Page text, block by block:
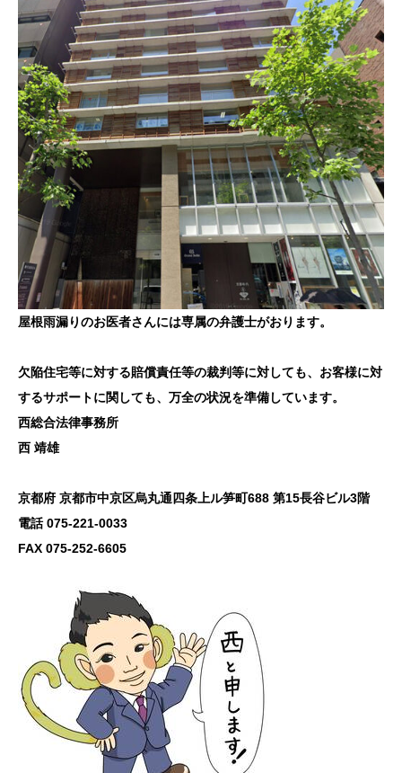
屋根雨漏りのお医者さんには専属の弁護士がおります。
欠陥住宅等に対する賠償責任等の裁判等に対しても、お客様に対
するサポートに関しても、万全の状況を準備しています。
西総合法律事務所
西 靖雄
京都府 京都市中京区烏丸通四条上ル笋町688 第15長谷ビル3階
電話 075-221-0033
FAX 075-252-6605